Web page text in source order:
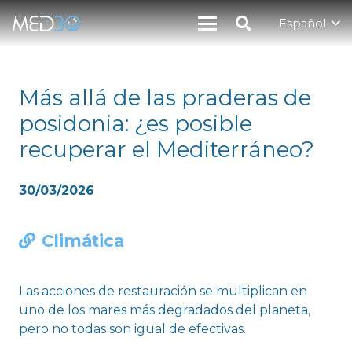
Español
Más allá de las praderas de
posidonia: ¿es posible
recuperar el Mediterráneo?
30/03/2026
Climática
Las acciones de restauración se multiplican en
uno de los mares más degradados del planeta,
pero no todas son igual de efectivas.